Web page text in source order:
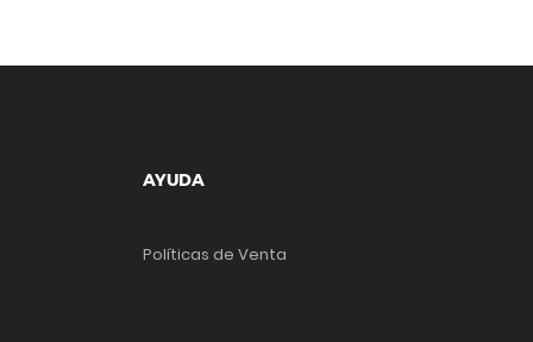
AYUDA
Políticas de Venta